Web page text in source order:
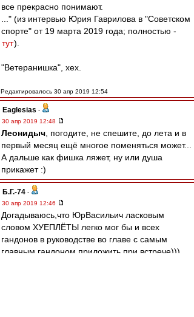
все прекрасно понимают.
..." (из интервью Юрия Гаврилова в "Советском
спорте" от 19 марта 2019 года; полностью -
тут).
"Ветеранишка", хех.
Редактировалось 30 апр 2019 12:54
Eaglesias -
30 апр 2019 12:48
Леонидыч , погодите, не спешите, до лета и в
первый месяц ещё многое поменяться может...
А дальше как фишка ляжет, ну или душа
прикажет :)
Б.Г.-74 -
30 апр 2019 12:46
Догадываюсь,что ЮрВасильич ласковым
словом ХУЕПЛЁТЫ легко мог бы и всех
гандонов в руководстве во главе с самым
главным гандоном приложить при встрече)))